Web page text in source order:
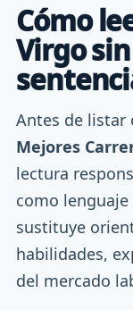
Cómo
Virgo
Antes de listar
Mejores
lectura
como
sustituye
habilidades,
del mercado